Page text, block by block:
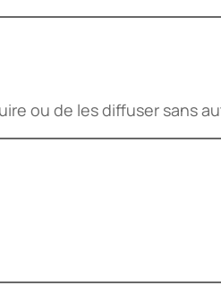
ou de les diffuser sans